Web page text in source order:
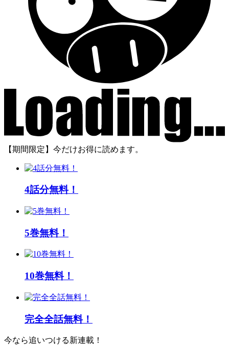
【期間限定】今だけお得に読めます。
4話分無料！
5巻無料！
10巻無料！
完全全話無料！
今なら追いつける新連載！